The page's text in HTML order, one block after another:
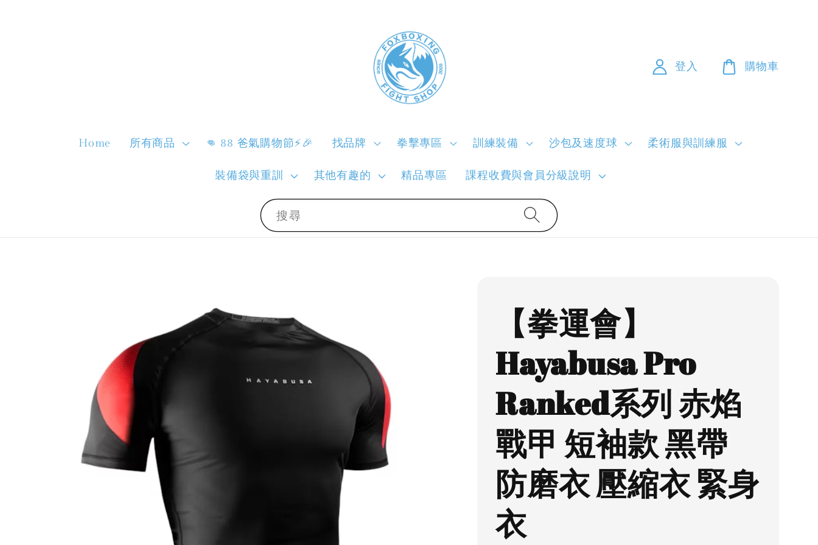
搜尋
Home 所有商品 👊 88 爸氣購物節⚡🎉 找品牌 拳擊專區 訓練裝備 沙包及速度球 柔術服與訓練服
裝備袋與重訓 其他有趣的 精品專區 課程收費與會員分級說明
登入 購物車
【拳運會】
Hayabusa Pro
Ranked系列 赤焰
戰甲 短袖款 黑帶
防磨衣 壓縮衣 緊身
衣